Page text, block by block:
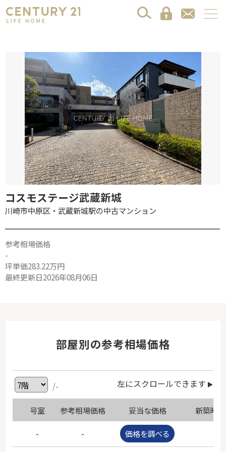
コスモステージ武蔵新城
川崎市中原区・武蔵新城駅の中古マンション
参考相場価格
-
坪単価283.22万円
最終更新日2026年08月06日
部屋別の参考相場価格
/- 左にスクロールできます
号室 参考相場価格 妥当な価格 新築時
- - 価格を調べる